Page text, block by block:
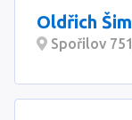
Oldřich
Spořilov